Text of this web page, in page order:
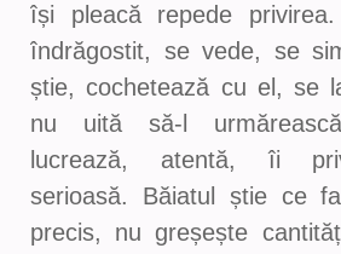
își pleacă repede
îndrăgostit, se vede, se
știe, cochetează cu el, se
nu uită să-l
lucrează, atentă, îi
serioasă. Băiatul știe ce
precis, nu greșește